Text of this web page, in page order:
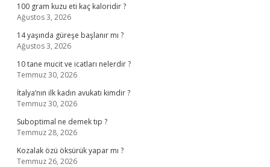
100 gram kuzu eti kaç kaloridir ?
Ağustos 3, 2026
14 yaşında güreşe başlanır mı ?
Ağustos 3, 2026
10 tane mucit ve icatları nelerdir ?
Temmuz 30, 2026
İtalya’nın ilk kadın avukatı kimdir ?
Temmuz 30, 2026
Suboptimal ne demek tıp ?
Temmuz 28, 2026
Kozalak özü öksürük yapar mı ?
Temmuz 26, 2026